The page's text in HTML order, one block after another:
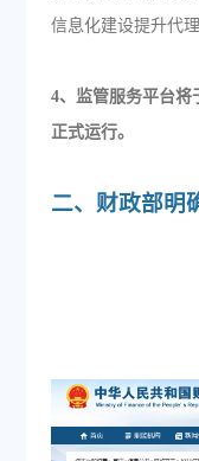
信息化建设提升代
4、监管服务平台将
正式运行。
二、财政部明